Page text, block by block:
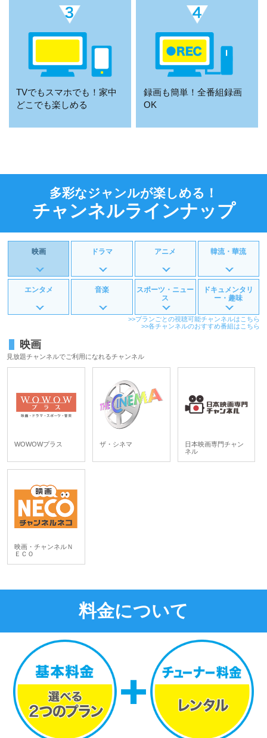
TVでもスマホでも！家中
どこでも楽しめる
録画も簡単！全番組録画
OK
多彩なジャンルが楽しめる！
チャンネルラインナップ
映画 ドラマ アニメ 韓流・華流
エンタメ 音楽
スポーツ・ニュー
ス
ドキュメンタリ
ー・趣味
>>プランごとの視聴可能チャンネルはこちら
>>各チャンネルのおすすめ番組はこちら
映画
見放題チャンネルでご利用になれるチャンネル
WOWOWプラス ザ・シネマ
日本映画専門チャン
ネル
映画・チャンネルＮ
ＥＣＯ
料金について